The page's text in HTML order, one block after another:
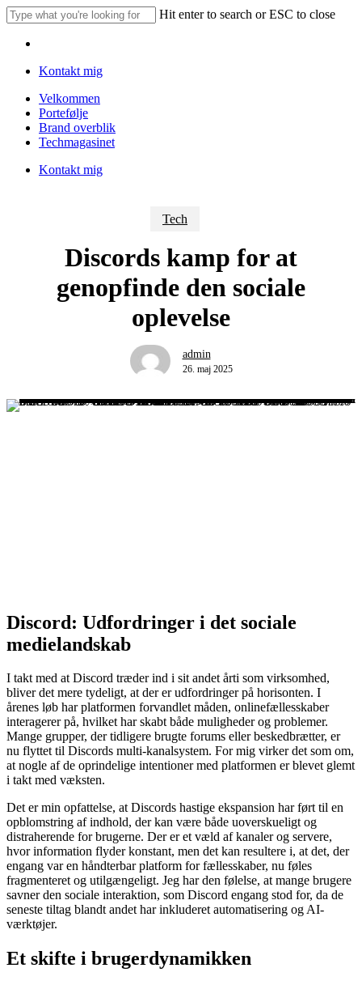
Skip
to
main
Hit enter to search or ESC to close
Search
Kontakt mig
Menu
Velkommen
Portefølje
Brand overblik
Techmagasinet
Kontakt mig
Tech
Discords kamp for at
genopfinde den sociale
oplevelse
admin
26. maj 2025
Discord: Udfordringer i det sociale
medielandskab
I takt med at Discord træder ind i sit andet årti som virksomhed,
bliver det mere tydeligt, at der er udfordringer på horisonten. I
årenes løb har platformen forvandlet måden, onlinefællesskaber
interagerer på, hvilket har skabt både muligheder og problemer.
Mange grupper, der tidligere brugte forums eller beskedbrætter, er
nu flyttet til Discords multi-kanalsystem. For mig virker det som om,
at nogle af de oprindelige intentioner med platformen er blevet glemt
i takt med væksten.
Det er min opfattelse, at Discords hastige ekspansion har ført til en
opblomstring af indhold, der kan være både uoverskueligt og
distraherende for brugerne. Der er et væld af kanaler og servere,
hvor information flyder konstant, men det kan resultere i, at det, der
engang var en håndterbar platform for fællesskaber, nu føles
fragmenteret og utilgængeligt. Jeg har den følelse, at mange brugere
savner den sociale interaktion, som Discord engang stod for, da de
seneste tiltag blandt andet har inkluderet automatisering og AI-
værktøjer.
Et skifte i brugerdynamikken